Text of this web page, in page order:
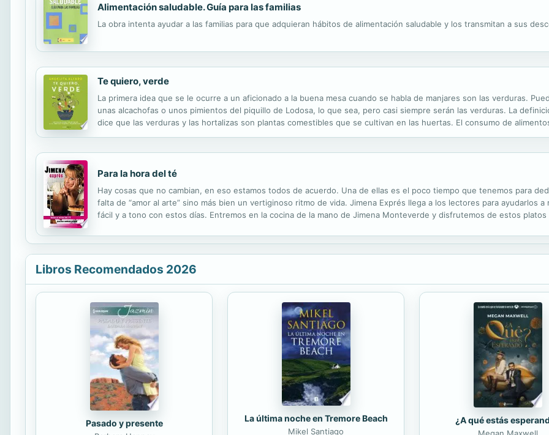
Alimentación saludable. Guía para las familias
La obra intenta ayudar a las familias para que adquieran hábitos de alimentación saludable y los transmitan a sus
Te quiero, verde
La primera idea que se le ocurre a un aficionado a la buena mesa cuando se habla de manjares son las verduras.
unas alcachofas o unos pimientos del piquillo de Lodosa, lo que sea, pero casi siempre serán las verduras. La
dice que las verduras y las hortalizas son plantas comestibles que se cultivan en las huertas. El consumo de
y están a nuestra disposición en sus muchas variedades todos los días del año; solo es cuestión de saberlas elegir
Para la hora del té
Hay cosas que no cambian, en eso estamos todos de acuerdo. Una de ellas es el poco tiempo que tenemos para
falta de “amor al arte” sino más bien un vertiginoso ritmo de vida. Jimena Exprés llega a los lectores para ayudarlos
fácil y a tono con estos días. Entremos en la cocina de la mano de Jimena Monteverde y disfrutemos de estos
Libros Recomendados 2026
Pasado y presente La última noche en Tremore Beach
Mikel Santiago
¿A qué estás